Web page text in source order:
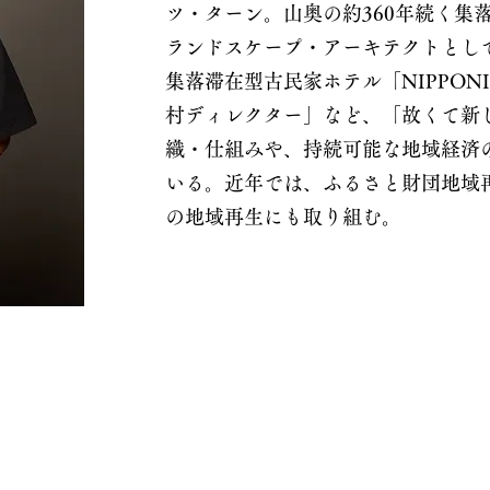
ツ・ターン。山奥の約360年続く集
ランドスケープ・アーキテクトと
集落滞在型古民家ホテル「
村ディレクター」など、「故くて
織・仕組みや、持続可能な地域経
いる。近年では、ふるさと財団地
の地域再生にも取り組む。